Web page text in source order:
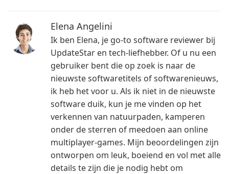
Elena Angelini
Ik ben Elena, je go-to software reviewer bij
UpdateStar en tech-liefhebber. Of u nu een
gebruiker bent die op zoek is naar de
nieuwste softwaretitels of softwarenieuws,
ik heb het voor u. Als ik niet in de nieuwste
software duik, kun je me vinden op het
verkennen van natuurpaden, kamperen
onder de sterren of meedoen aan online
multiplayer-games. Mijn beoordelingen zijn
ontworpen om leuk, boeiend en vol met alle
details te zijn die je nodig hebt om